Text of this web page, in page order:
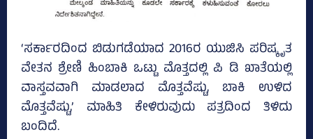
‘ಸರ್ಕಾರದಿಂದ ಬಿಡುಗಡೆಯಾದ 2016ರ ಯುಜಿಸಿ ಪರಿಷ್ಕೃತ
ವೇತನ ಶ್ರೇಣಿ ಹಿಂಬಾಕಿ ಒಟ್ಟು ಮೊತ್ತದಲ್ಲಿ ಪಿ ಡಿ ಖಾತೆಯಲ್ಲಿ
ವಾಸ್ತವವಾಗಿ ಮಾಡಲಾದ ಮೊತ್ತವೆಷ್ಟು, ಬಾಕಿ ಉಳಿದ
ಮೊತ್ತವೆಷ್ಟು,’ ಮಾಹಿತಿ ಕೇಳಿರುವುದು ಪತ್ರದಿಂದ ತಿಳಿದು
ಬಂದಿದೆ.